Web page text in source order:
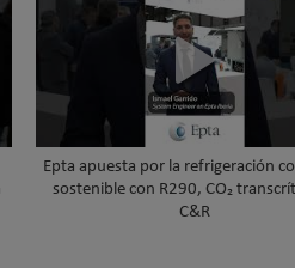
Epta apuesta por la refrigeración
sostenible con R290, CO₂
C&R